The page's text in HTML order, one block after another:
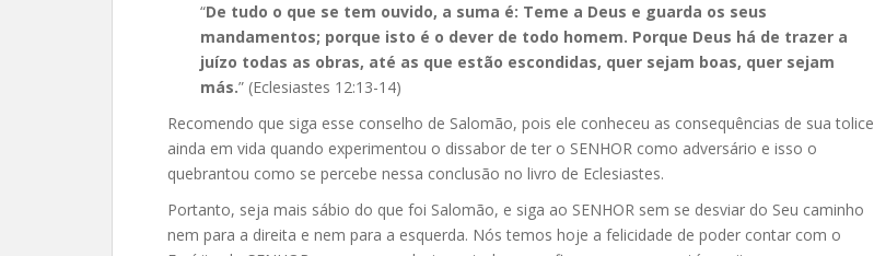
“De tudo o que se tem ouvido, a suma é: Teme a Deus e guarda os seus
mandamentos; porque isto é o dever de todo homem. Porque Deus há de trazer a
juízo todas as obras, até as que estão escondidas, quer sejam boas, quer sejam
más.” (Eclesiastes 12:13-14)
Recomendo que siga esse conselho de Salomão, pois ele conheceu as consequências de sua tolice
ainda em vida quando experimentou o dissabor de ter o SENHOR como adversário e isso o
quebrantou como se percebe nessa conclusão no livro de Eclesiastes.
Portanto, seja mais sábio do que foi Salomão, e siga ao SENHOR sem se desviar do Seu caminho
nem para a direita e nem para a esquerda. Nós temos hoje a felicidade de poder contar com o